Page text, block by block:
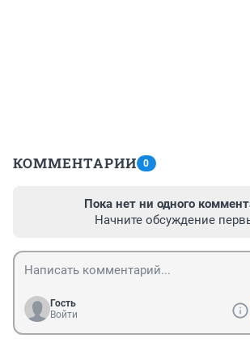
КОММЕНТАРИИ 0
Пока нет ни одного
Начните обсуждение
Гость
Войти